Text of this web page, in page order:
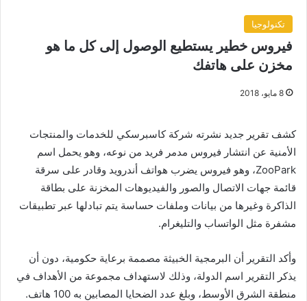
تكنولوجيا
فيروس خطير يستطيع الوصول إلى كل ما هو
مخزن على هاتفك
8 مايو، 2018
كشف تقرير جديد نشرته شركة كاسبرسكي للخدمات والمنتجات
الأمنية عن انتشار فيروس مدمر فريد من نوعه، وهو يحمل اسم
ZooPark، وهو فيروس يضرب هواتف أندرويد وقادر على سرقة
قائمة جهات الاتصال والصور والفيديوهات المخزنة على بطاقة
الذاكرة وغيرها من بيانات وملفات حساسة يتم تبادلها عبر تطبيقات
مشفرة مثل الواتساب والتليغرام.
وأكد التقرير أن البرمجية الخبيثة مصممة برعاية حكومية، دون أن
يذكر التقرير اسم الدولة، وذلك لاستهداف مجموعة من الأهداف في
منطقة الشرق الأوسط، وبلغ عدد الضحايا المصابين به 100 هاتف.